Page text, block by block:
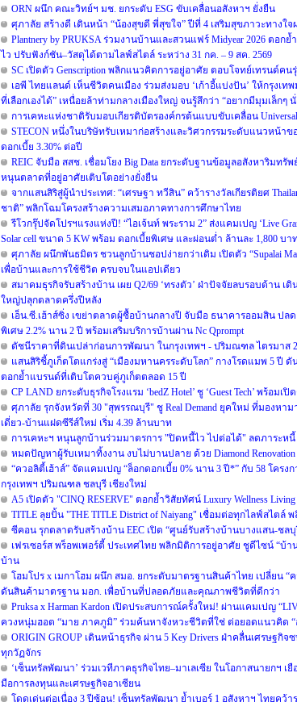
ORN ผนึก คณะวิทย์ฯ มช. ยกระดับ ESG ขับเคลื่อนอสังหาฯ ยั่งยืน
ศุภาลัย สร้างดี เดินหน้า “น้องสุขดี พี่สุขใจ” ปีที่ 4 เสริมสุขภาวะทางใจ
Plantnery by PRUKSA ร่วมงานบ้านและสวนแฟร์ Midyear 2026 ตอ
ไว ปรับฟังก์ชัน–วัสดุได้ตามไลฟ์สไตล์ ระหว่าง 31 กค. – 9 สค. 2569
SC เปิดตัว Genscription พลิกแนวคิดการอยู่อาศัย ตอบโจทย์เทรนด์คน
เอพี ไทยแลนด์ เห็นชีวิตคนเมือง ร่วมส่งมอบ ‘เก้าอี้แบ่งปัน’ ให้กรุงเ
ที่เลือกเองได้” เหนื่อยล้าท่ามกลางเมืองใหญ่ จนรู้สึกว่า “อยากมีมุมเล็กๆ
การเคหะแห่งชาติรับมอบเกียรติบัตรองค์กรต้นแบบขับเคลื่อน
STECON หนึ่งในบริษัทรับเหมาก่อสร้างและวิศวกรรมระดับแนวหน้า
ดอกเบี้ย 3.30% ต่อปี
REIC จับมือ สสช. เชื่อมโยง Big Data ยกระดับฐานข้อมูลอสังหาริมทรั
หนุนตลาดที่อยู่อาศัยเติบโตอย่างยั่งยืน
จากแสนสิริสู่ผู้นำประเทศ: “เศรษฐา ทวีสิน” คว้ารางวัลเกียรติยศ
ชาติ” พลิกโฉมโครงสร้างความเสมอภาคทางการศึกษาไทย
รีโวกรุ๊ปจัดโปรฯแรงแห่งปี! “ไอเจ้นท์ พระราม 2” ส่งแคมเปญ ‘Live
Solar cell ขนาด 5 KW พร้อม ดอกเบี้ยพิเศษ และผ่อนต่ำ ล้านละ 1,800
ศุภาลัย ผนึกพันธมิตร ชวนลูกบ้านชอปง่ายกว่าเดิม เปิดตัว “Supalai
เพื่อบ้านและการใช้ชีวิต ครบจบในแอปเดียว
สมาคมธุรกิจรับสร้างบ้าน เผย Q2/69 ‘ทรงตัว’ ฝ่าปัจจัยลบรอบด้าน
ใหญ่ปลุกตลาดครึ่งปีหลัง
เอ็น.ซี.เฮ้าส์ซิ่ง เขย่าตลาดผู้ซื้อบ้านกลางปี จับมือ ธนาคารออมสิน ป
พิเศษ 2.2% นาน 2 ปี พร้อมเสริมบริการบ้านผ่าน Nc Qprompt
ดัชนีราคาที่ดินเปล่าก่อนการพัฒนา ในกรุงเทพฯ - ปริมณฑล ไตรมาส 2
แสนสิริชี้ภูเก็ตโตแกร่งสู่ “เมืองมหานครระดับโลก” กางโรดแมพ 5 ปี ดั
ตอกย้ำแบรนด์ที่เติบโตควบคู่ภูเก็ตตลอด 15 ปี
CP LAND ยกระดับธุรกิจโรงแรม ‘bedZ Hotel’ ชู ‘Guest Tech’ พร้อมเปิด
ศุภาลัย รุกจังหวัดที่ 30 "สุพรรณบุรี" ชู Real Demand ยุคใหม่ ที่มองห
เดี่ยว-บ้านแฝดซีรีส์ใหม่ เริ่ม 4.39 ล้านบาท
การเคหะฯ หนุนลูกบ้านร่วมมาตรการ "ปิดหนี้ไว ไปต่อได้" ลดภาระหนี้
หมดปัญหาผู้รับเหมาทิ้งงาน งบไม่บานปลาย ด้วย Diamond
“ควอลิตี้เฮ้าส์” จัดแคมเปญ “ล็อกดอกเบี้ย 0% นาน 3 ปี*” กับ 58 โคร
กรุงเทพฯ ปริมณฑล ชลบุรี เชียงใหม่
A5 เปิดตัว "CINQ RESERVE" ตอกย้ำวิสัยทัศน์ Luxury Wellness
TITLE ลุยปั้น "THE TITLE District of Naiyang" เชื่อมต่อทุกไลฟ์สไตล์
ซีคอน รุกตลาดรับสร้างบ้าน EEC เปิด “ศูนย์รับสร้างบ้านบางแสน-ช
เฟรเซอร์ส พร็อพเพอร์ตี้ ประเทศไทย พลิกมิติการอยู่อาศัย ชูดีไซน์ “บ้
บ้าน
โฮมโปร x เมกาโฮม ผนึก สมอ. ยกระดับมาตรฐานสินค้าไทย เปลี่ยน
ดันสินค้ามาตรฐาน มอก. เพื่อบ้านที่ปลอดภัยและคุณภาพชีวิตที่ดีกว่า
Pruksa x Harman Kardon เปิดประสบการณ์ครั้งใหม่! ผ่านแคมเปญ
ควงหนุ่มฮอต “มาย ภาคภูมิ” ร่วมค้นหาจังหวะชีวิตที่ใช่ ต่อยอดแนวคิด “
ORIGIN GROUP เดินหน้าธุรกิจ ผ่าน 5 Key Drivers ฝ่าคลื่นเศรษฐกิ
ทุกวัฏจักร
‘เซ็นทรัลพัฒนา’ ร่วมเวทีภาคธุรกิจไทย–มาเลเซีย ในโอกาสนายกฯ
มือการลงทุนและเศรษฐกิจอาเซียน
โดดเด่นต่อเนื่อง 3 ปีซ้อน! เซ็นทรัลพัฒนา ย้ำเบอร์ 1 อสังหาฯ ไทยคว้า